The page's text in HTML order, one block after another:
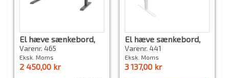
El hæve sænkebord,
Skrivebord, Antracit,
160 x 80 cm
Varenr. 465
Eksk. Moms
2 450,00 kr
El hæve sænkebord,
Conset, valnød, hvid
eller bøg, NYT
Varenr. 441
Eksk. Moms
3 137,00 kr